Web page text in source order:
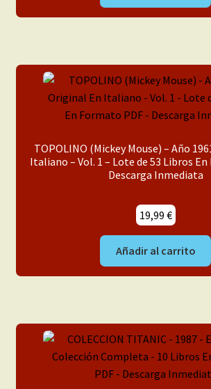
TOPOLINO (Mickey Mouse) – Año
Italiano – Vol. 1 – Lote de 53 Libros
Descarga Inmediata
19,99 €
Añadir al carrito